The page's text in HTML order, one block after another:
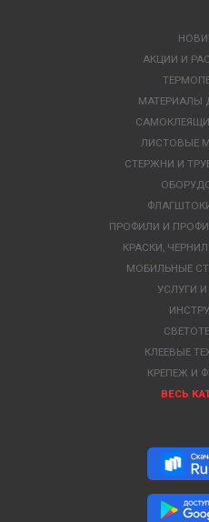
АКЦИИ И
МАТЕРИАЛЫ
ЛИСТОВЫЕ
СТЕРЖНИ И
ФЛАГШТОКИ
ПРОФИЛИ И
КРАСКИ,
МОБИЛЬНЫЕ
УСЛУГИ
КЛЕЕВЫЕ
КРЕПЕЖ И
ВЕСЬ